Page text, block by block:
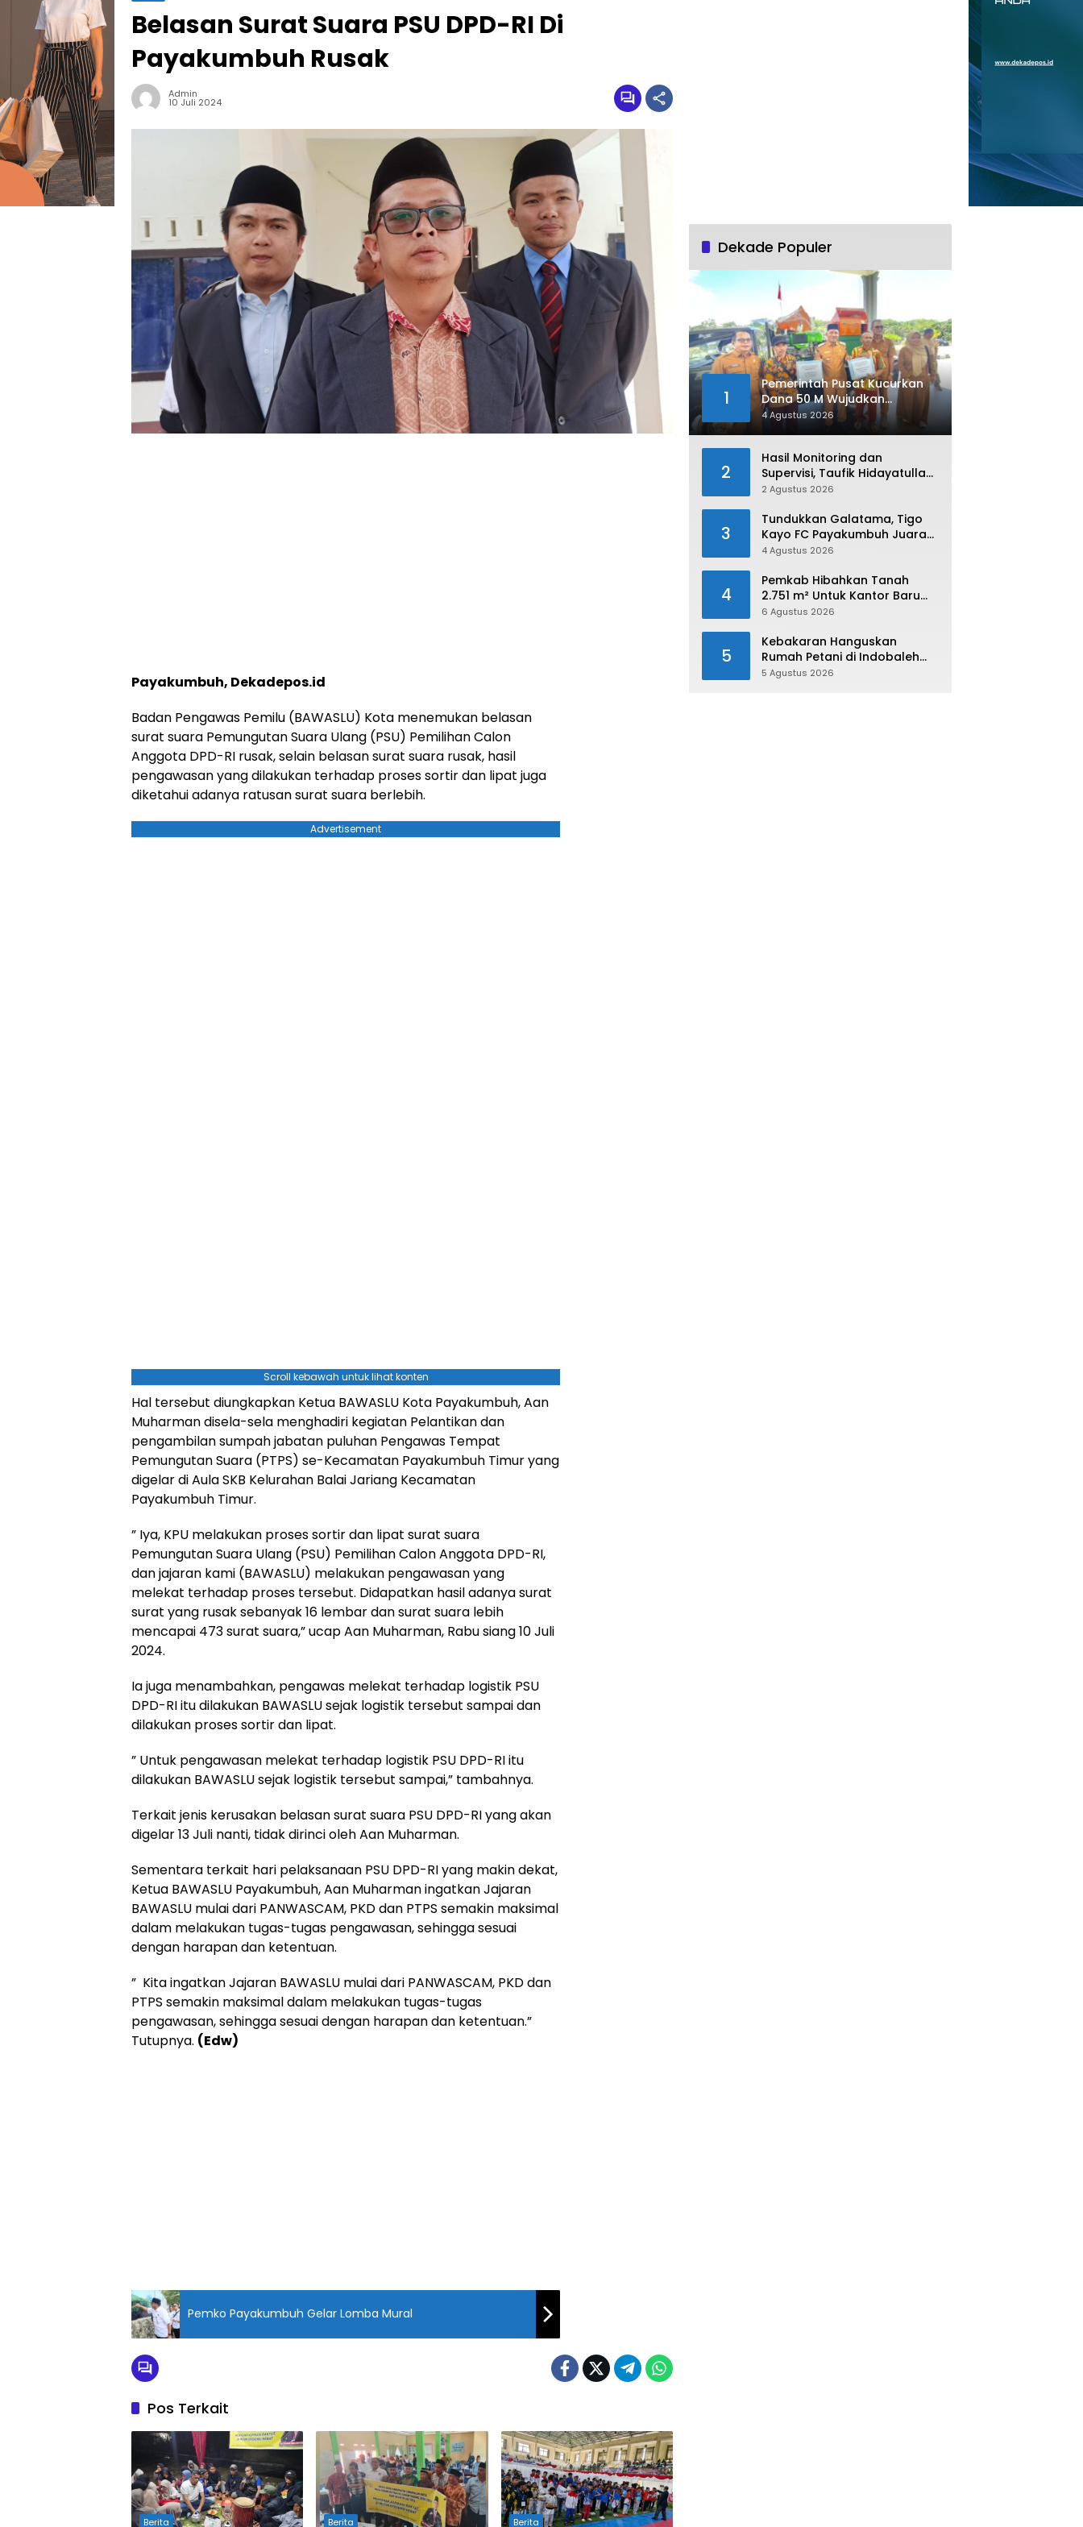
Belasan Surat Suara PSU DPD-RI Di
Payakumbuh Rusak
Admin
10 Juli 2024
Payakumbuh, Dekadepos.id
Badan Pengawas Pemilu (BAWASLU) Kota menemukan belasan
surat suara Pemungutan Suara Ulang (PSU) Pemilihan Calon
Anggota DPD-RI rusak, selain belasan surat suara rusak, hasil
pengawasan yang dilakukan terhadap proses sortir dan lipat juga
diketahui adanya ratusan surat suara berlebih.
Advertisement
Scroll kebawah untuk lihat konten
Hal tersebut diungkapkan Ketua BAWASLU Kota Payakumbuh, Aan
Muharman disela-sela menghadiri kegiatan Pelantikan dan
pengambilan sumpah jabatan puluhan Pengawas Tempat
Pemungutan Suara (PTPS) se-Kecamatan Payakumbuh Timur yang
digelar di Aula SKB Kelurahan Balai Jariang Kecamatan
Payakumbuh Timur.
” Iya, KPU melakukan proses sortir dan lipat surat suara
Pemungutan Suara Ulang (PSU) Pemilihan Calon Anggota DPD-RI,
dan jajaran kami (BAWASLU) melakukan pengawasan yang
melekat terhadap proses tersebut. Didapatkan hasil adanya surat
surat yang rusak sebanyak 16 lembar dan surat suara lebih
mencapai 473 surat suara,” ucap Aan Muharman, Rabu siang 10 Juli
2024.
Ia juga menambahkan, pengawas melekat terhadap logistik PSU
DPD-RI itu dilakukan BAWASLU sejak logistik tersebut sampai dan
dilakukan proses sortir dan lipat.
” Untuk pengawasan melekat terhadap logistik PSU DPD-RI itu
dilakukan BAWASLU sejak logistik tersebut sampai,” tambahnya.
Terkait jenis kerusakan belasan surat suara PSU DPD-RI yang akan
digelar 13 Juli nanti, tidak dirinci oleh Aan Muharman.
Sementara terkait hari pelaksanaan PSU DPD-RI yang makin dekat,
Ketua BAWASLU Payakumbuh, Aan Muharman ingatkan Jajaran
BAWASLU mulai dari PANWASCAM, PKD dan PTPS semakin maksimal
dalam melakukan tugas-tugas pengawasan, sehingga sesuai
dengan harapan dan ketentuan.
” Kita ingatkan Jajaran BAWASLU mulai dari PANWASCAM, PKD dan
PTPS semakin maksimal dalam melakukan tugas-tugas
pengawasan, sehingga sesuai dengan harapan dan ketentuan.”
Tutupnya. (Edw)
Pemko Payakumbuh Gelar Lomba Mural
Pos Terkait
Berita Berita Berita
Dekade Populer
1
Pemerintah Pusat Kucurkan
Dana 50 M Wujudkan
Swasembada dan Ketahanan
Pangan di Kabupaten 50 Kota
4 Agustus 2026
2
Hasil Monitoring dan
Supervisi, Taufik Hidayatullah:
Limapuluh Kota Siap Kirimkan
Porprov Sumbar 2026
2 Agustus 2026
3
Tundukkan Galatama, Tigo
Kayo FC Payakumbuh Juara
Piala Walikota Payakumbuh
4 Agustus 2026
4
Pemkab Hibahkan Tanah
2.751 m² Untuk Kantor Baru
Kejaksaan Negeri Limapuluh
6 Agustus 2026
5
Kebakaran Hanguskan
Rumah Petani di Indobaleh
Timur
5 Agustus 2026